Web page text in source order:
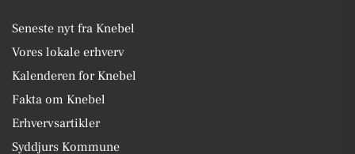
Seneste nyt fra Knebel
Vores lokale erhverv
Kalenderen for Knebel
Fakta om Knebel
Erhvervsartikler
Syddjurs Kommune